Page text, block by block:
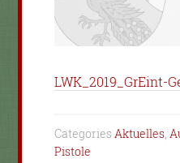
LWK_2019_GrEint-
Categories Aktuelles
Pistole